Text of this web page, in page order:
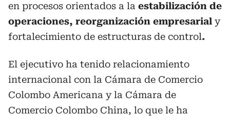
en procesos orientados a la estabilización de
operaciones, reorganización empresarial y
fortalecimiento de estructuras de control.
El ejecutivo ha tenido relacionamiento
internacional con la Cámara de Comercio
Colombo Americana y la Cámara de
Comercio Colombo China, lo que le ha